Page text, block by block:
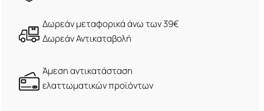
Δωρεάν μεταφορικά άνω των 39€
Δωρεάν Αντικαταβολή
Άμεση αντικατάσταση
ελαττωματικών προϊόντων